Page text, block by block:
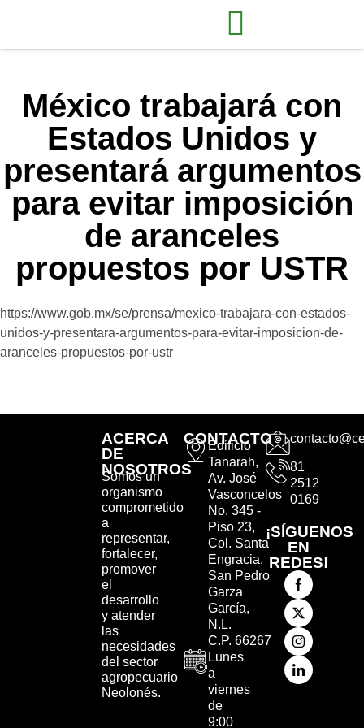
México trabajará con
Estados Unidos y
presentará argumentos
para evitar imposición
de aranceles
propuestos por USTR
https://www.gob.mx/se/prensa/mexico-trabajara-con-estados-
unidos-y-presentara-argumentos-para-evitar-imposicion-de-
aranceles-propuestos-por-ustr
ACERCA
DE
NOSOTROS
Somos un
organismo
comprometido
a
representar,
fortalecer,
promover
el
desarrollo
y atender
las
necesidades
del sector
agropecuario
Neolonés.
CONTACTO
Edificio
Tanarah,
Av. José
Vasconcelos
No. 345 -
Piso 23,
Col. Santa
Engracia,
San Pedro
Garza
García,
N.L.
C.P. 66267
Lunes
a
viernes
de
9:00
81
2512
0169
¡SÍGUENOS
EN
REDES!